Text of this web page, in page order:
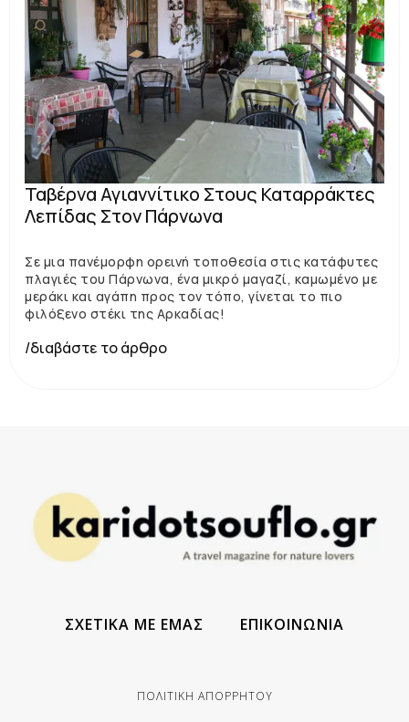
Ταβέρνα Αγιαννίτικο Στους Καταρράκτες
Λεπίδας Στον Πάρνωνα
Σε μια πανέμορφη ορεινή τοποθεσία στις κατάφυτες
πλαγιές του Πάρνωνα, ένα μικρό μαγαζί, καμωμένο με
μεράκι και αγάπη προς τον τόπο, γίνεται το πιο
φιλόξενο στέκι της Αρκαδίας!
/διαβάστε το άρθρο
ΣΧΕΤΙΚΑ ΜΕ ΕΜΑΣ ΕΠΙΚΟΙΝΩΝΙΑ
ΠΟΛΙΤΙΚΗ ΑΠΟΡΡΗΤΟΥ